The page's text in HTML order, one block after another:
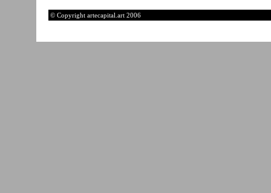
© Copyright artecapital.art 2006